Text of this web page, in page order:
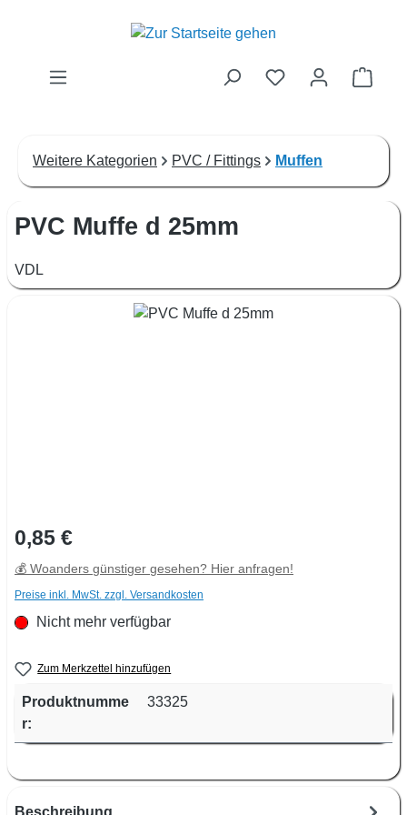
Zum Hauptinhalt springen
Weitere Kategorien PVC / Fittings Muffen
PVC Muffe d 25mm
VDL
Bildergalerie überspringen
Regulärer Preis:
0,85 €
💰 Woanders günstiger gesehen? Hier anfragen!
Preise inkl. MwSt. zzgl. Versandkosten
Nicht mehr verfügbar
Zum Merkzettel hinzufügen
Produktnumme
r:
33325
Beschreibung